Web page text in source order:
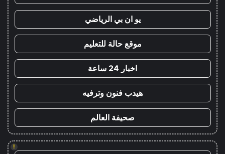
يو ان بي الرياضي
موقع حالة للتعليم
اخبار 24 ساعة
هيدب فنون وترفيه
صحيفة العالم
!